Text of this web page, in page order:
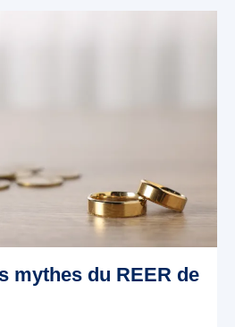
mythes du REER de